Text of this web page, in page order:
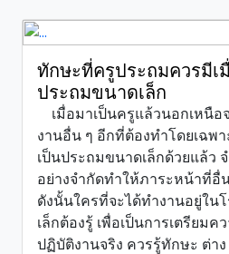
ทักษะที่ครูประถมควรมีเ
ประถมขนาดเล็ก
เมื่อมาเป็นครูแล้วนอกเหนือ
งานอื่น ๆ อีกที่ต้องทำโดยเฉพ
เป็นประถมขนาดเล็กด้วยแล้ว
อย่างจำกัดทำให้ภาระหน้าที่อื่
ดังนั้นใครที่จะได้ทำงานอยู่ใน
เล็กต้องรู้ เพื่อเป็นการเตรียม
ปฏิบัติงานจริง ควรรู้ทักษะ ต่า